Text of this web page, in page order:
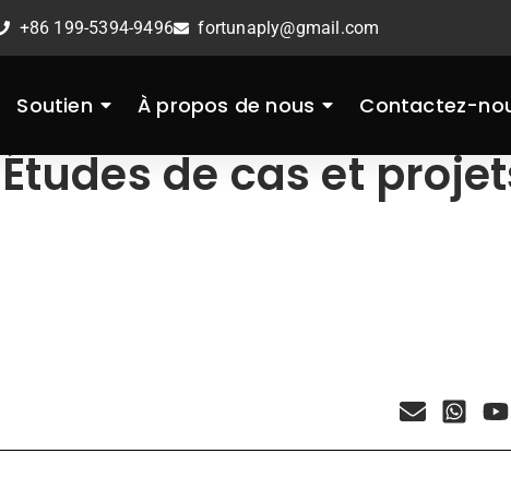
+86 199-5394-9496 fortunaply@gmail.com
Soutien À propos de nous Contactez-
Études de cas et